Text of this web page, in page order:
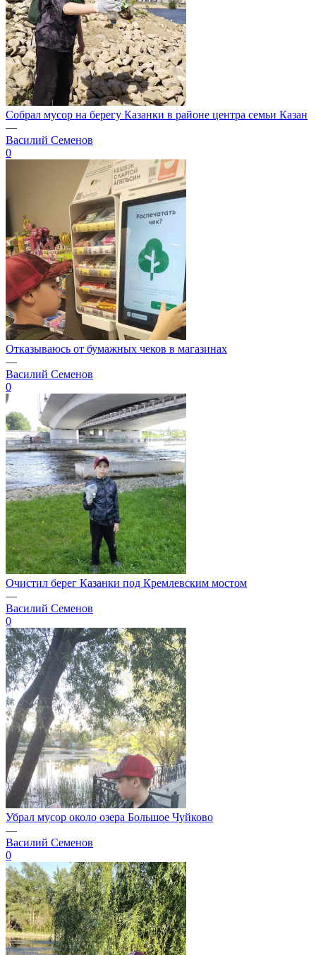
Собрал мусор на берегу Казанки в районе центра семьи Казан
—
Василий Семенов
0
Отказываюсь от бумажных чеков в магазинах
—
Василий Семенов
0
Очистил берег Казанки под Кремлевским мостом
—
Василий Семенов
0
Убрал мусор около озера Большое Чуйково
—
Василий Семенов
0